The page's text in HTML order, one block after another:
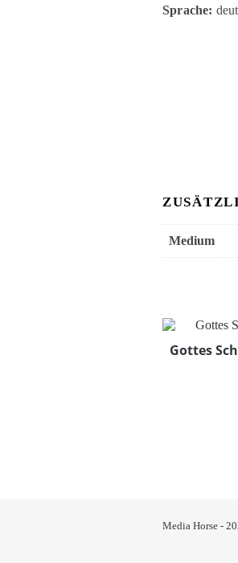
Sprache:
Medium
Gottes
Media Horse -